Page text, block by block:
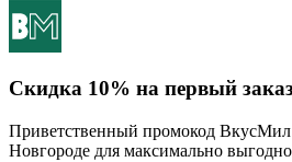
Скидка 10% на первый
Приветственный промокод ВкусМил
Новгороде для максимально